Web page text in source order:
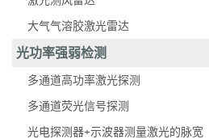
大气气溶胶激光雷达
光功率强弱检测
多通道高功率激光探测
多通道荧光信号探测
光电探测器+示波器测量激光的脉宽